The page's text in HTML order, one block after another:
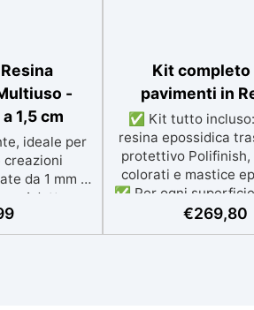
-
1,5 cm
ideale per
da 1 mm a
Adatta a
rapporto di
un
Kit completo
pavimenti in
✅ Kit tutto
resina epossidica
protettivo Polifinish,
colorati e mastice
✅ Per ogni
primer universale è
sia su calcestruzzo,
€269,80